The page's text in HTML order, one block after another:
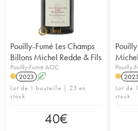
Pouilly-Fumé Les Champs
Billons Michel Redde & Fils
Pouilly-Fumé AOC
2023 A
Lot de 1 bouteille | 23 en
stock
40€
Pouilly-
2023
Lot de
stock